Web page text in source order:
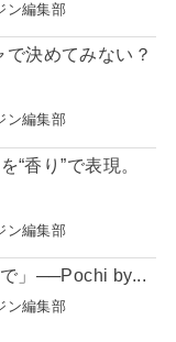
ン編集部
決めてみない？
ン編集部
“香り”で表現。
ン編集部
で」──Pochi by...
ン編集部